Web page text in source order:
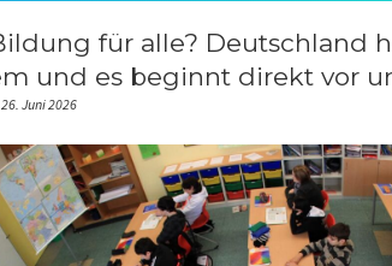
für alle? Deutschland
und es beginnt direkt vor
Juni 2026